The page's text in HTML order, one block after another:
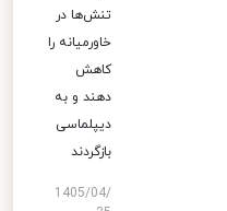
تنش‌ها در
خاورمیانه را
کاهش
دهند و به
دیپلماسی
بازگردند
1405/04/